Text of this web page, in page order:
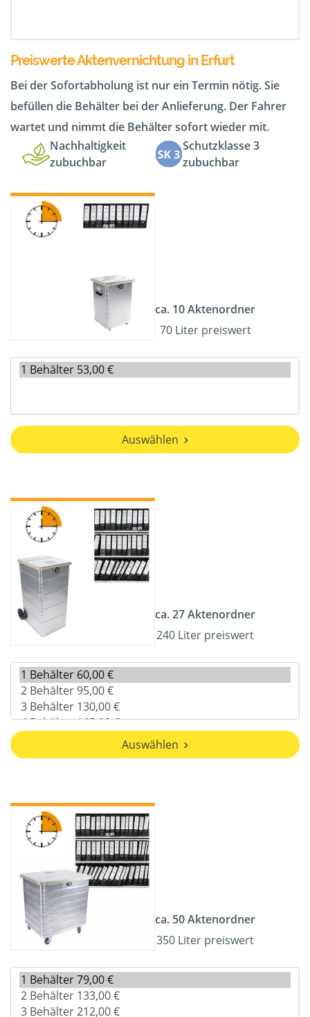
Preiswerte Aktenvernichtung in Erfurt
Bei der Sofortabholung ist nur ein Termin nötig. Sie
befüllen die Behälter bei der Anlieferung. Der Fahrer
wartet und nimmt die Behälter sofort wieder mit.
Nachhaltigkeit
zubuchbar
Schutzklasse 3
zubuchbar
ca. 10 Aktenordner
70 Liter preiswert
Auswählen
ca. 27 Aktenordner
240 Liter preiswert
Auswählen
ca. 50 Aktenordner
350 Liter preiswert